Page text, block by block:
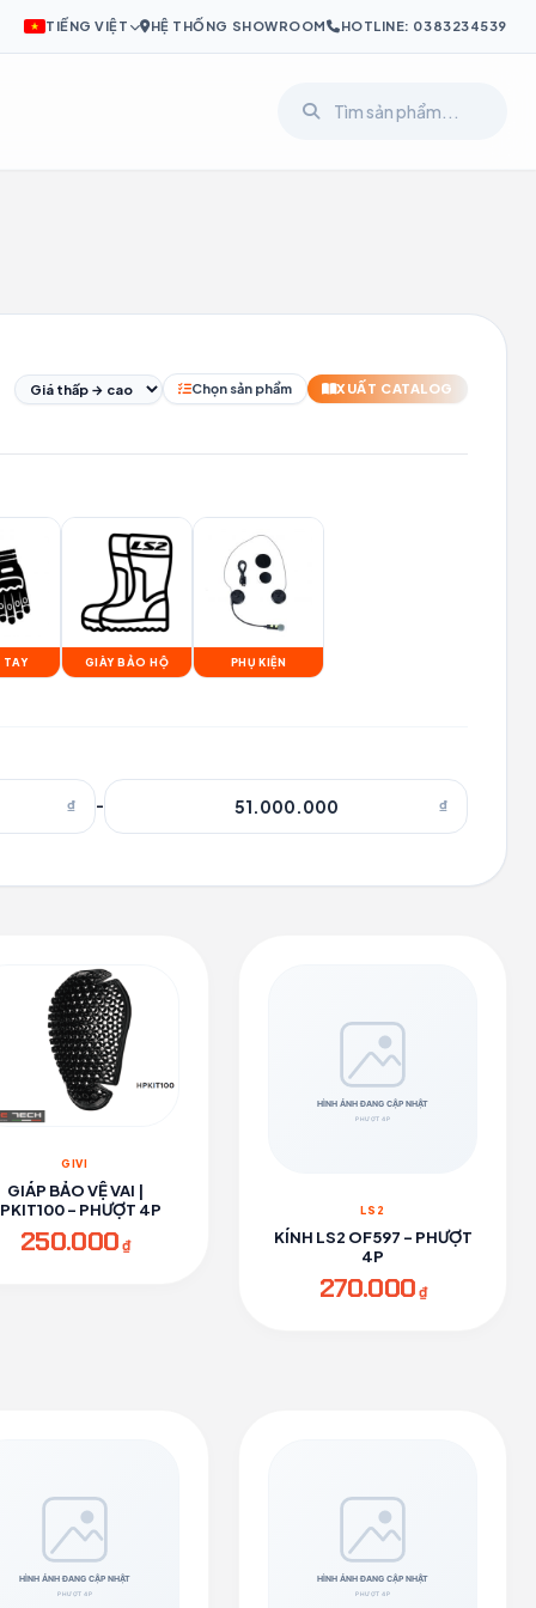
TIẾNG VIỆT HỆ THỐNG SHOWROOM HOTLINE: 0383234539
Chọn sản phẩm XUẤT CATALOG
TAY GIÀY BẢO HỘ PHỤ KIỆN
₫ - ₫
GIVI
GIÁP BẢO VỆ VAI |
- PHƯỢT 4P
250.000₫
LS2
KÍNH LS2 OF597 - PHƯỢT
4P
270.000₫